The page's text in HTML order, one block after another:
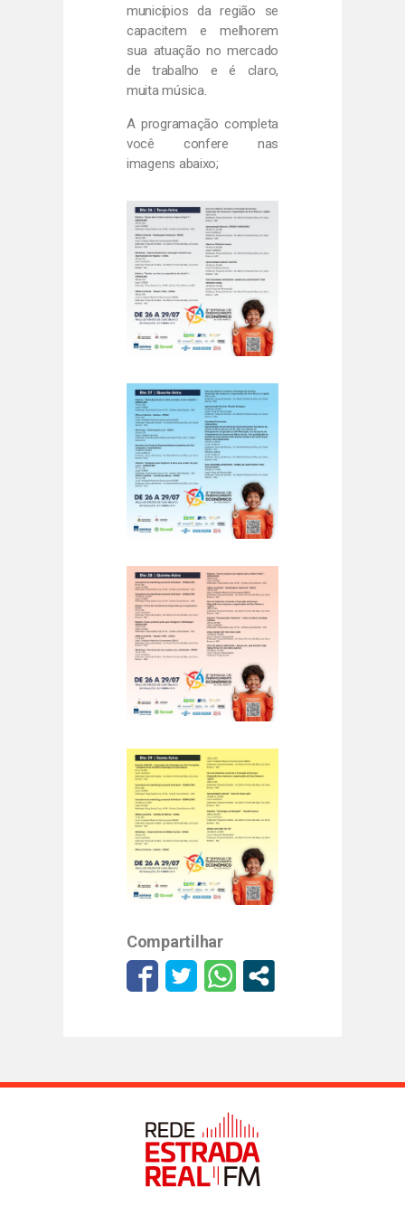
municípios da região se
capacitem e melhorem
sua atuação no mercado
de trabalho e é claro,
muita música.
A programação completa
você confere nas
imagens abaixo;
Compartilhar